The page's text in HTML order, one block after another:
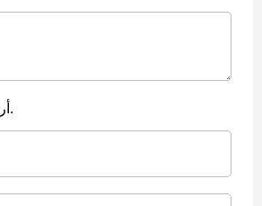
أريد ردًا على رأيي.